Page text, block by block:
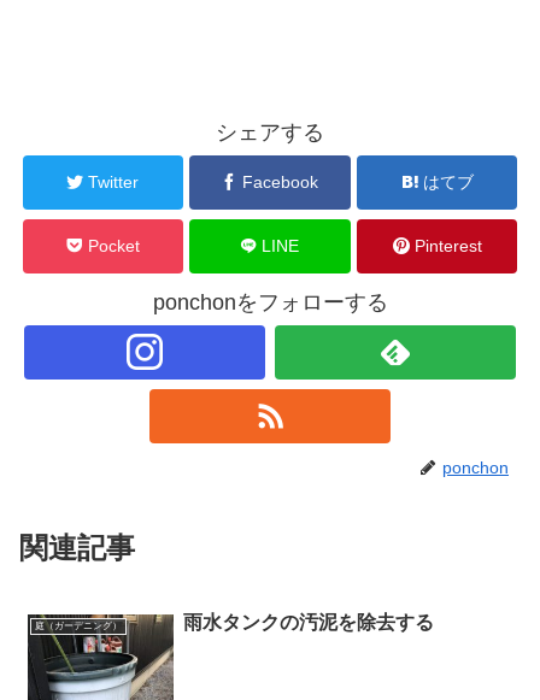
シェアする
Twitter Facebook はてブ
Pocket LINE Pinterest
ponchonをフォローする
ponchon
関連記事
庭（ガーデニング） 雨水タンクの汚泥を除去する